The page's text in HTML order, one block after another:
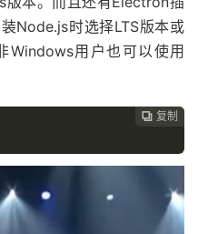
Node.js时选择LTS版本或
Windows用户也可以使用
 复制